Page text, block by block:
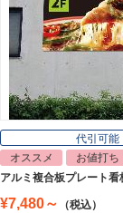
代引可能
オススメ
お値打ち
アルミ複合板プレート
¥7,480～
（税込）